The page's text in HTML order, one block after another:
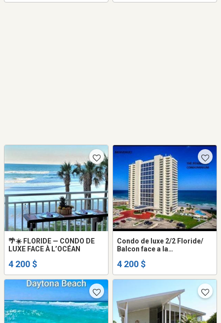
🌴☀️ FLORIDE — CONDO DE
LUXE FACE À L’OCÉAN
4 200 $
Condo de luxe 2/2 Floride/
Balcon face a la
accepté
4 200 $